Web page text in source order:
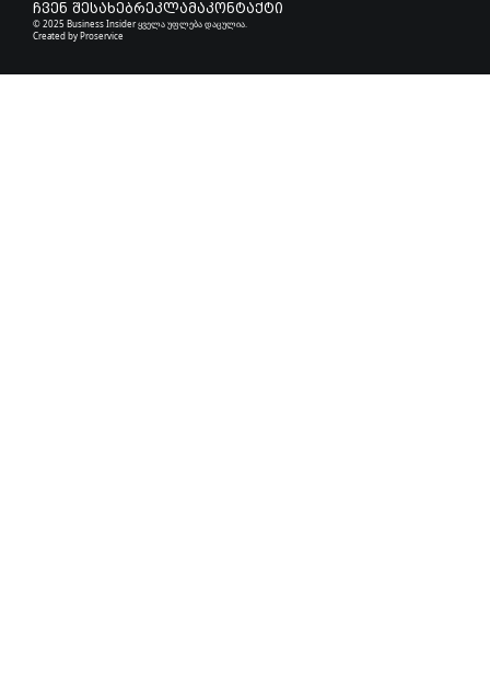
ჩვენ შესახებრეკლამაკონტაქტი
© 2025 Business Insider ყველა უფლება დაცულია.
Created byProservice